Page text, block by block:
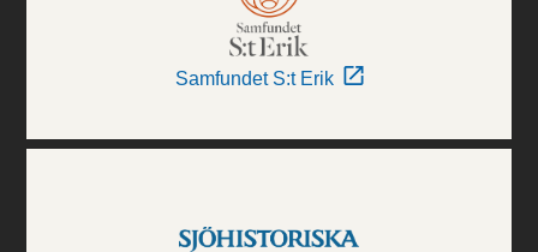
Samfundet S:t Erik